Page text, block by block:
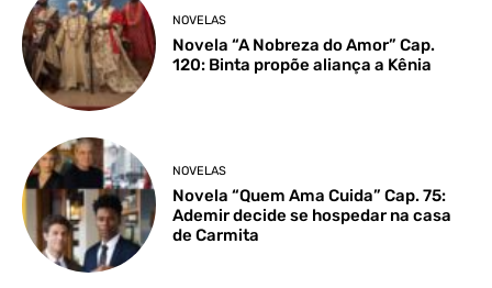
NOVELAS
Novela “A Nobreza do Amor” Cap.
120: Binta propõe aliança a Kênia
NOVELAS
Novela “Quem Ama Cuida” Cap. 75:
Ademir decide se hospedar na casa
de Carmita